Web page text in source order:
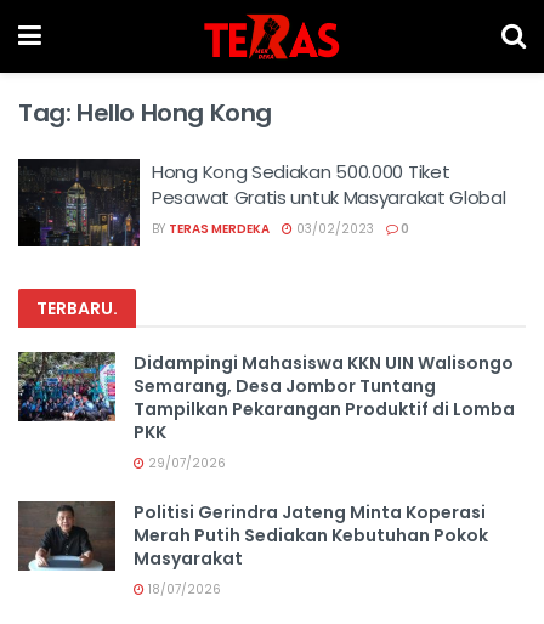
Tag: Hello Hong Kong
Hong Kong Sediakan 500.000 Tiket
Pesawat Gratis untuk Masyarakat Global
BY TERAS MERDEKA 03/02/2023 0
TERBARU.
Didampingi Mahasiswa KKN UIN Walisongo
Semarang, Desa Jombor Tuntang
Tampilkan Pekarangan Produktif di Lomba
PKK
29/07/2026
Politisi Gerindra Jateng Minta Koperasi
Merah Putih Sediakan Kebutuhan Pokok
Masyarakat
18/07/2026